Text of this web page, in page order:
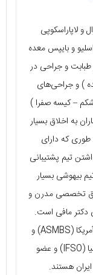
لاپاراسکوپی
و بایپس معده
دکتر مافی با تجربه ۲۳ سال طبابت و جراحی در
) و جراحی‌های
– کیسه صفرا )
به اخلاق بسیار
که دارای
تیم پشتیبانی
روزی ، تیم بیهوشی بسیار
تخصصی مدرن و
دکتر مافی است.
ایشان عضو جامعه جراحان چاقی و متابولیک آمریکا (ASMBS) و
عضو فدراسیون بین المللی جراحان چاقی دنیا (IFSO) و عضو
هستند.